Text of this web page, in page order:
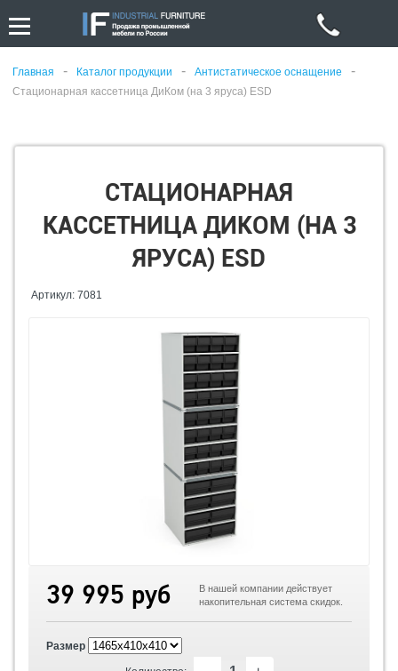
Главная - Каталог продукции - Антистатическое оснащение -
Стационарная кассетница ДиКом (на 3 яруса) ESD
СТАЦИОНАРНАЯ
КАССЕТНИЦА ДИКОМ (НА 3
ЯРУСА) ESD
Артикул: 7081
39 995 руб
В нашей компании действует
накопительная система скидок.
Размер